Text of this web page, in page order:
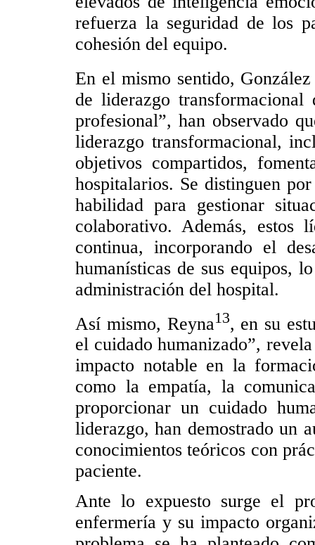
refuerza la seguridad de los
cohesión del equipo.
En el mismo sentido,
de liderazgo
profesional”, han observado
liderazgo transformacional,
objetivos compartidos,
hospitalarios. Se distinguen
habilidad para gestionar
colaborativo. Además, estos
continua, incorporando el
humanísticas de sus equipos,
administración del hospital.
Así mismo, Reyna13, en su
el cuidado humanizado”,
impacto notable en la
como la empatía, la
proporcionar un cuidado
liderazgo, han demostrado un
conocimientos teóricos con
paciente.
Ante lo expuesto surge el
enfermería y su impacto